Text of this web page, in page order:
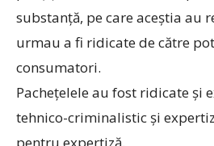
substanță, pe care aceștia au
urmau a fi ridicate de către
consumatori.
Pachețelele au fost ridicate și
tehnico-criminalistic și